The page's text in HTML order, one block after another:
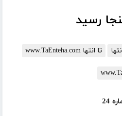
رسید
تا انتها www.TaEnteha.com
24